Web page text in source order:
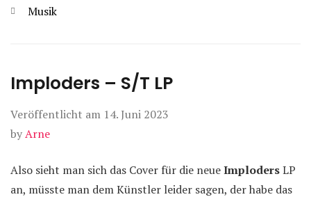
Kategorien
Musik
Imploders – S/T LP
Veröffentlicht am 14. Juni 2023
byArne
Also sieht man sich das Cover für die neueImplodersLP
an, müsste man dem Künstler leider sagen, der habe das